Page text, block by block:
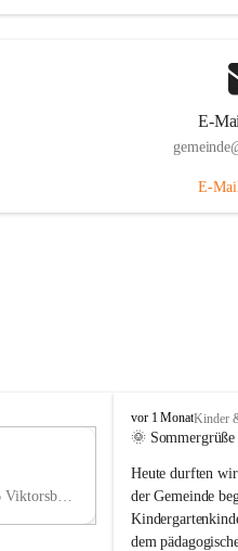
E-
E-
VHauptstraße 36, 6836 Viktorsberg, AUT
V
i
t
o
r
s
vor 1 MonatKinder
🌞
Heute durften
der Gemeinde
dem